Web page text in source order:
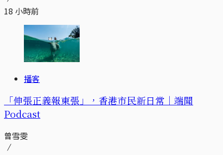
18 小時前
播客
「伸張正義報東張」，香港市民新日常｜端聞
Podcast
曾雪雯